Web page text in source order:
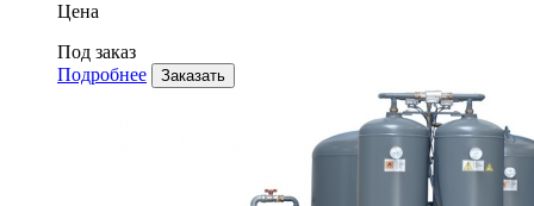
Цена
Под заказ
Подробнее
Заказать